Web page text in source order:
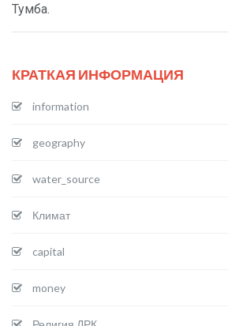
Тумба.
КРАТКАЯ ИНФОРМАЦИЯ
information
geography
water_source
Климат
capital
money